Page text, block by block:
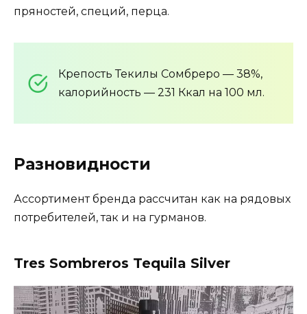
пряностей, специй, перца.
Крепость Текилы Сомбреро — 38%,
калорийность — 231 Ккал на 100 мл.
Разновидности
Ассортимент бренда рассчитан как на рядовых
потребителей, так и на гурманов.
Tres Sombreros Tequila Silver